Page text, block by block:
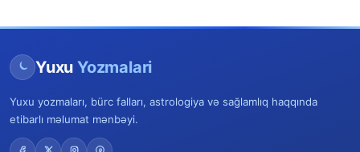
Yuxu Yozmalari
Yuxu yozmaları, bürc falları, astrologiya və sağlamlıq haqqında
etibarlı məlumat mənbəyi.